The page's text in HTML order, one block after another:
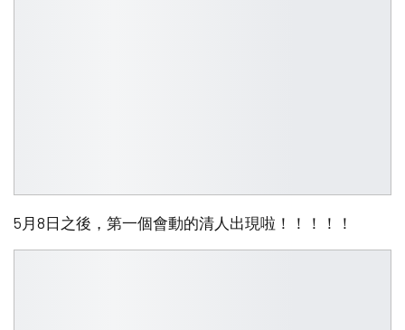
5月8日之後，第一個會動的清人出現啦！！！！！